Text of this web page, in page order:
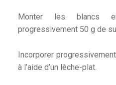
Monter les blancs
progressivement 50 g de
Incorporer
à l’aide d’un lèche-plat.